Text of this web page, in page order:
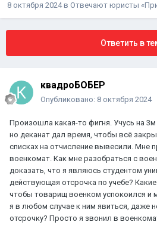
8 октября 2024в Отвечают юристы
Ответить в
квадроБОБЕР
Опубликовано: 8 октября 2024
Произошла какая-то фигня. Учусь на 3м
но деканат дал время, чтобы всё
списках на отчисление вывесили. Мне
военкомат. Как мне разобраться с
доказать, что я являюсь студентом
действующая отсрочка по учебе?
чтобы товарищ военком успокоился и
я в любом случае к ним явиться, даже
отсрочку? Просто я звонил в